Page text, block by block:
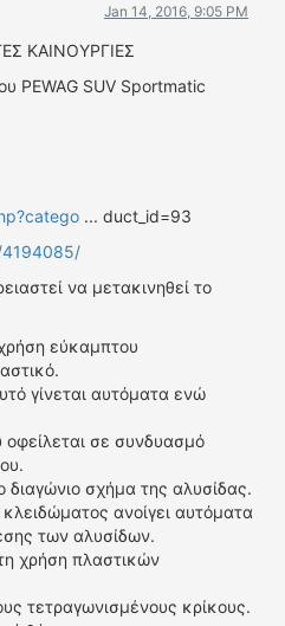
Jan 14, 2016, 9:05 PM
ΚΑΙΝΟΥΡΓΙΕΣ
PEWAG SUV Sportmatic
... duct_id=93
να μετακινηθεί το
εύκαμπτου
γίνεται αυτόματα ενώ
σε συνδυασμό
διαγώνιο σχήμα της αλυσίδας.
ανοίγει αυτόματα
των αλυσίδων.
χρήση πλαστικών
τετραγωνισμένους κρίκους.